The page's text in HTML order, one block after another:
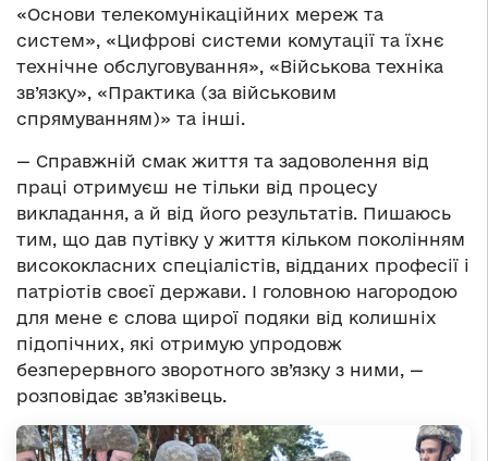
«Основи телекомунікаційних мереж та
систем», «Цифрові системи комутації та їхнє
технічне обслуговування», «Військова техніка
зв’язку», «Практика (за військовим
спрямуванням)» та інші.
— Справжній смак життя та задоволення від
праці отримуєш не тільки від процесу
викладання, а й від його результатів. Пишаюсь
тим, що дав путівку у життя кільком поколінням
висококласних спеціалістів, відданих професії і
патріотів своєї держави. І головною нагородою
для мене є слова щирої подяки від колишніх
підопічних, які отримую упродовж
безперервного зворотного зв’язку з ними, —
розповідає зв’язківець.